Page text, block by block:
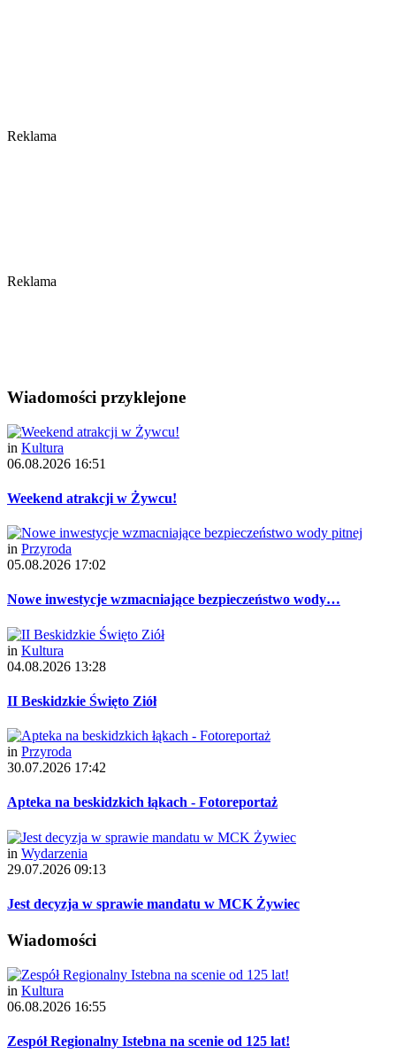
Reklama
Reklama
Wiadomości przyklejone
in Kultura
06.08.2026 16:51
Weekend atrakcji w Żywcu!
in Przyroda
05.08.2026 17:02
Nowe inwestycje wzmacniające bezpieczeństwo wody…
in Kultura
04.08.2026 13:28
II Beskidzkie Święto Ziół
in Przyroda
30.07.2026 17:42
Apteka na beskidzkich łąkach - Fotoreportaż
in Wydarzenia
29.07.2026 09:13
Jest decyzja w sprawie mandatu w MCK Żywiec
Wiadomości
in Kultura
06.08.2026 16:55
Zespół Regionalny Istebna na scenie od 125 lat!